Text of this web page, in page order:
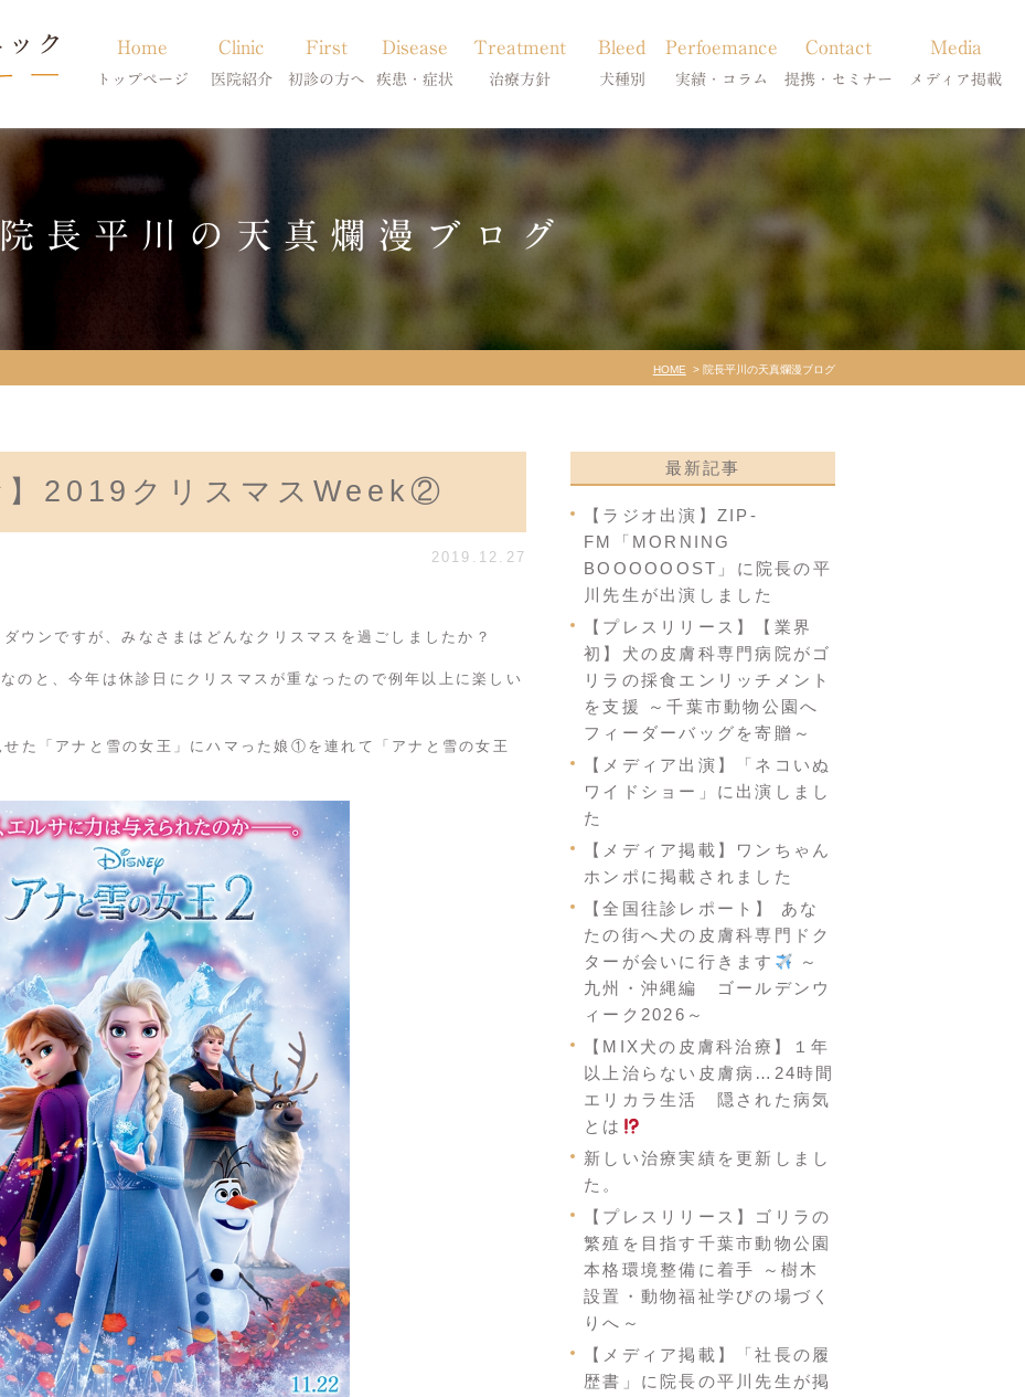
Home
トップページ
Clinic
医院紹介
当院のご紹介
獣医師紹介
First
初診の方へ
初診の方へ
Disease
疾患・症状
アトピー・アレルギー
膿皮症・脂漏症
脱毛症・アロペシアX
アポキルが効かない皮膚病
Treatment
治療方針
体質改善・食事療法
Bleed
犬種別
柴犬の皮膚病
シーズーの皮膚病
フレンチブルドッグの皮膚病
トイプードルの皮膚病
Perfoemance
実績・コラム
症状別
コラム「皮膚科のいろは」
Contact
提携・セミナー
診療提携・セミナー開催
Media
メディア掲載
院長平川の天真爛漫ブログ
HOME 院長平川の天真爛漫ブログ
】2019クリスマスWeek②
2019.12.27
ウンですが、みなさまはどんなクリスマスを過ごしましたか？
のと、今年は休診日にクリスマスが重なったので例年以上に楽しい
た「アナと雪の女王」にハマった娘①を連れて「アナと雪の女王
最新記事
【ラジオ出演】ZIP-
FM「MORNING
BOOOOOOST」に院長の平
川先生が出演しました
【プレスリリース】【業界
初】犬の皮膚科専門病院がゴ
リラの採食エンリッチメント
を支援 ～千葉市動物公園へ
フィーダーバッグを寄贈～
【メディア出演】「ネコいぬ
ワイドショー」に出演しまし
た
【メディア掲載】ワンちゃん
ホンポに掲載されました
【全国往診レポート】 あな
たの街へ犬の皮膚科専門ドク
ターが会いに行きます
～
九州・沖縄編 ゴールデンウ
ィーク2026～
【MIX犬の皮膚科治療】１年
以上治らない皮膚病…24時間
エリカラ生活 隠された病気
とは
新しい治療実績を更新しまし
た。
【プレスリリース】ゴリラの
繁殖を目指す千葉市動物公園
本格環境整備に着手 ～樹木
設置・動物福祉学びの場づく
りへ～
【メディア掲載】「社長の履
歴書」に院長の平川先生が掲